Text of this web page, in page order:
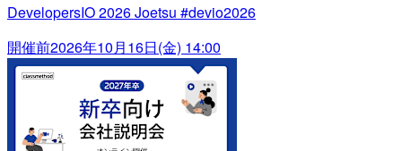
DevelopersIO 2026 Joetsu #devio2026
開催前2026年10月16日(金) 14:00